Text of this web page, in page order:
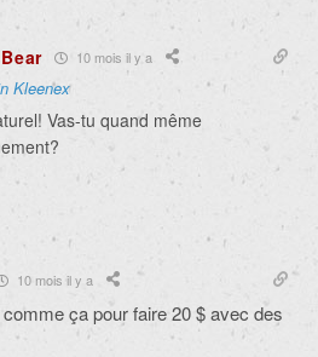
10 mois il y a
Kleenex
Vas-tu quand même
10 mois il y a
ça pour faire 20 $ avec des